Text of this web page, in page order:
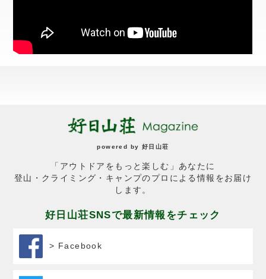
powered by 好日山荘
「アウトドアをもっと楽しむ」あなたに
登山・クライミング・キャンプのプロによる情報をお届け
します。
好日山荘SNSで最新情報をチェック
> Facebook